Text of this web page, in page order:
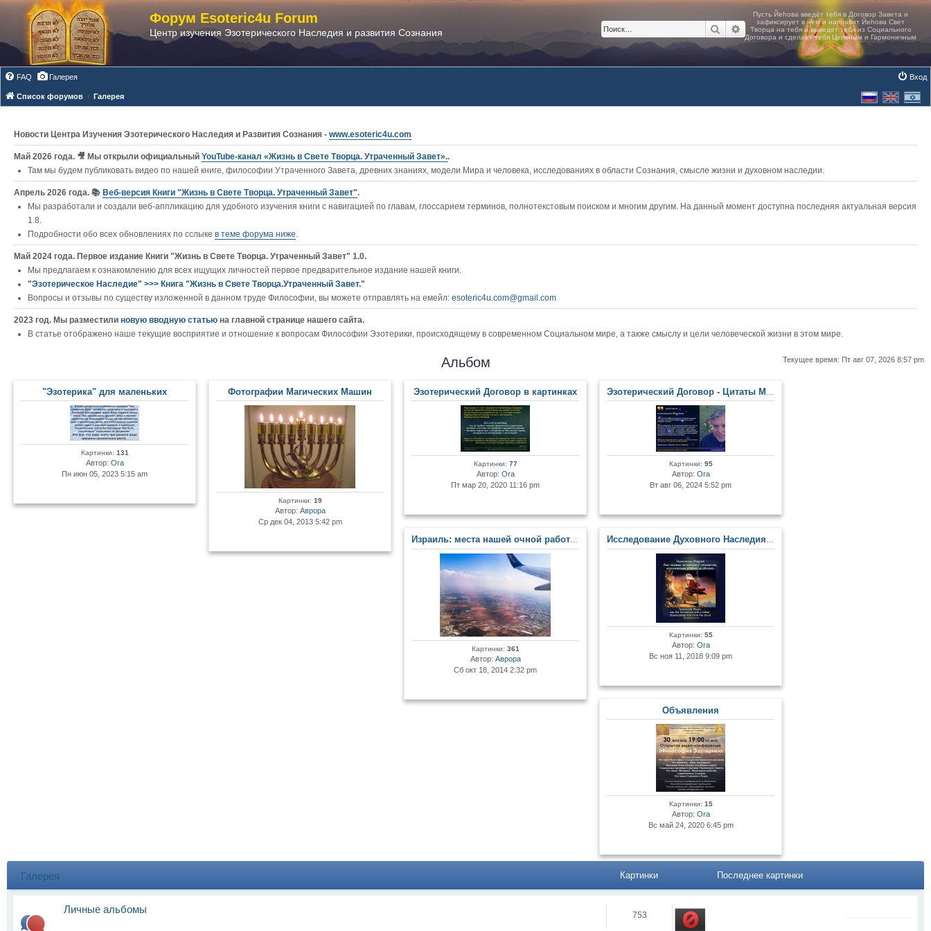
Форум Esoteric4u Forum
Центр изучения Эзотерического Наследия и развития Сознания Поиск Расширенный поиск
FAQ Галерея Вход
Список форумов Галерея
Новости Центра Изучения Эзотерического Наследия и Развития Сознания - www.esoteric4u.com
Май 2026 года. 🎥 Мы открыли официальный YouTube‑канал «Жизнь в Свете Творца. Утраченный Завет»..
Там мы будем публиковать видео по нашей книге, философии Утраченного Завета, древних знаниях, модели Мира и человека, исследованиях в области Сознания, смысле жизни и духовном наследии.
Апрель 2026 года. 📚 Веб-версия Книги "Жизнь в Свете Творца. Утраченный Завет".
Мы разработали и создали веб-аппликацию для удобного изучения книги c навигацией по главам, глоссарием терминов, полнотекстовым поиском и многим другим. На данный момент доступна последняя актуальная версия
1.8.
Подробности обо всех обновлениях по сслыке в теме форума ниже.
Май 2024 года. Первое издание Книги "Жизнь в Свете Творца. Утраченный Завет" 1.0.
Мы предлагаем к ознакомлению для всех ищущих личностей первое предварительное издание нашей книги.
"Эзотерическое Наследие" >>> Книга "Жизнь в Свете Творца.Утраченный Завет."
Вопросы и отзывы по существу изложенной в данном труде Философии, вы можете отправлять на емейл: esoteric4u.com@gmail.com
2023 год. Мы разместили новую вводную статью на главной странице нашего сайта.
В статье отображено наше текущие восприятие и отношение к вопросам Философии Эзотерики, происходящему в современном Социальном мире, а также смыслу и цели человеческой жизни в этом мире.
Текущее время: Пт авг 07, 2026 8:57 pm
Альбом
"Эзотерика" для маленьких
Картинки: 131
Автор: Ora
Пн июн 05, 2023 5:15 am
Фотографии Магических Машин
Картинки: 19
Автор: Аврора
Ср дек 04, 2013 5:42 pm
Эзотерический Договор в картинках
Картинки: 77
Автор: Ora
Пт мар 20, 2020 11:16 pm
Эзотерический Договор - Цитаты Мастеров и Развитых Личностей
Картинки: 95
Автор: Ora
Вт авг 06, 2024 5:52 pm
Израиль: места нашей очной работы в Центре. Сакральные места Земли Обетованной
Картинки: 361
Автор: Аврора
Сб окт 18, 2014 2:32 pm
Исследование Духовного Наследия и Древних Артефактов
Картинки: 55
Автор: Ora
Вс ноя 11, 2018 9:09 pm
Объявления
Картинки: 15
Автор: Ora
Вс май 24, 2020 6:45 pm
Галерея Картинки Последнее картинки
Личные альбомы 753